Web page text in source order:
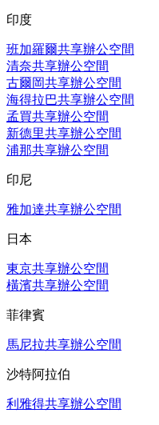
印度
班加羅爾共享辦公空間
清奈共享辦公空間
古爾岡共享辦公空間
海得拉巴共享辦公空間
孟買共享辦公空間
新德里共享辦公空間
浦那共享辦公空間
印尼
雅加達共享辦公空間
日本
東京共享辦公空間
橫濱共享辦公空間
菲律賓
馬尼拉共享辦公空間
沙特阿拉伯
利雅得共享辦公空間